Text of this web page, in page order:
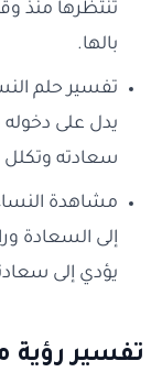
تنتظرها منذ
بالها.
تفسير حلم
يدل على
سعادته وتكلل
مشاهدة
إلى السعادة
يؤدي إلى
تفسير رؤية